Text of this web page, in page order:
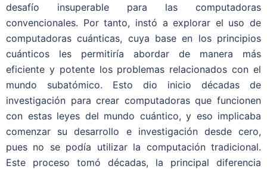
desafío insuperable para las computadoras
convencionales. Por tanto, instó a explorar el uso de
computadoras cuánticas, cuya base en los principios
cuánticos les permitiría abordar de manera más
eficiente y potente los problemas relacionados con el
mundo subatómico. Esto dio inicio décadas de
investigación para crear computadoras que funcionen
con estas leyes del mundo cuántico, y eso implicaba
comenzar su desarrollo e investigación desde cero,
pues no se podía utilizar la computación tradicional.
Este proceso tomó décadas, la principal diferencia